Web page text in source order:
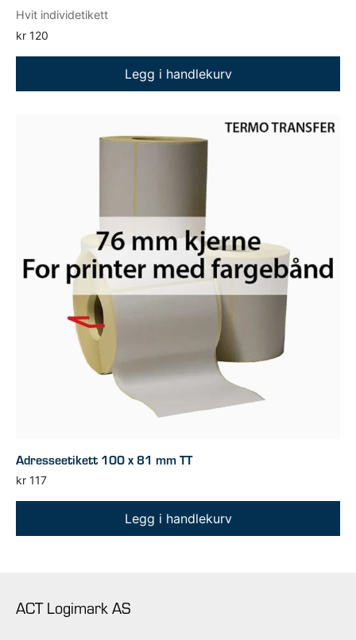
Hvit individetikett
kr 120
Legg i handlekurv
Adresseetikett 100 x 81 mm TT
kr 117
Legg i handlekurv
ACT Logimark AS